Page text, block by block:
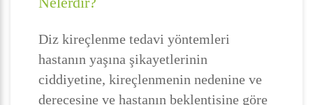
Diz kireçlenme tedavi yöntemleri
hastanın yaşına şikayetlerinin
ciddiyetine, kireçlenmenin nedenine ve
derecesine ve hastanın beklentisine göre